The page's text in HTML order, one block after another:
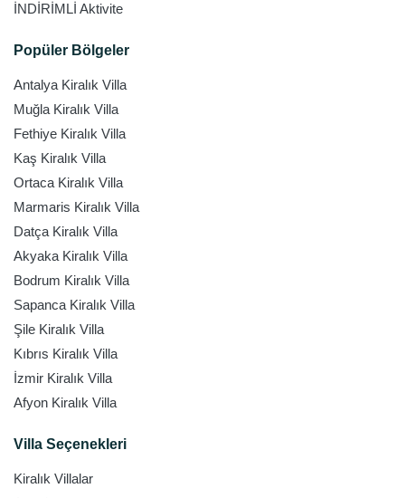
İNDİRİMLİ Aktivite
Popüler Bölgeler
Antalya Kiralık Villa
Muğla Kiralık Villa
Fethiye Kiralık Villa
Kaş Kiralık Villa
Ortaca Kiralık Villa
Marmaris Kiralık Villa
Datça Kiralık Villa
Akyaka Kiralık Villa
Bodrum Kiralık Villa
Sapanca Kiralık Villa
Şile Kiralık Villa
Kıbrıs Kiralık Villa
İzmir Kiralık Villa
Afyon Kiralık Villa
Villa Seçenekleri
Kiralık Villalar